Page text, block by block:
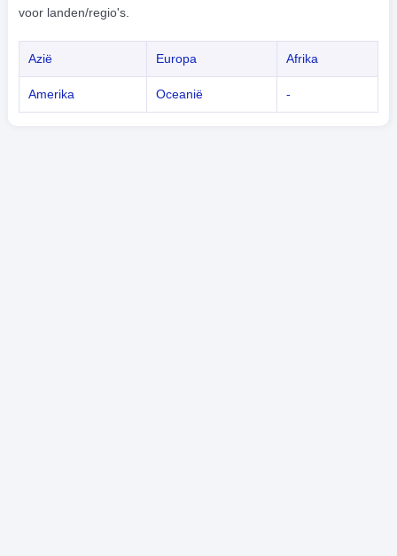
voor landen/regio's.
Azië Europa Afrika
Amerika Oceanië -